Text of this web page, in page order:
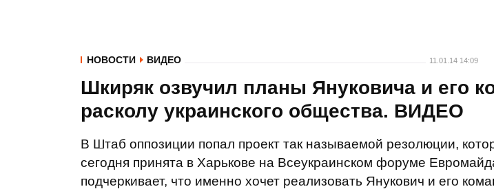
НОВОСТИ ВИДЕО 11.01.14 14:09
Шкиряк озвучил планы Януковича и его
расколу украинского общества. ВИДЕО
В Штаб оппозиции попал проект так называемой резолюции,
сегодня принята в Харькове на Всеукраинском форуме
подчеркивает, что именно хочет реализовать Янукович и его